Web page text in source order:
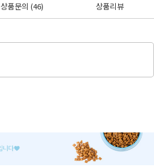
상품문의(46) 상품리뷰